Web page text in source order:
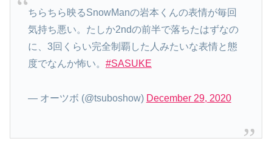
ちらちら映るSnowManの岩本くんの表情が毎回
気持ち悪い。たしか2ndの前半で落ちたはずなの
に、3回くらい完全制覇した人みたいな表情と態
度でなんか怖い。 #SASUKE
— オーツボ (@tsuboshow) December 29, 2020